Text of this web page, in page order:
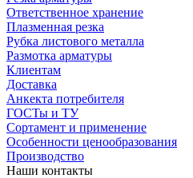
Ответственное хранение
Плазменная резка
Рубка листового металла
Размотка арматуры
Клиентам
Доставка
Анкекта потребителя
ГОСТы и ТУ
Сортамент и применение
Особенности ценообразования
Производство
Наши контакты